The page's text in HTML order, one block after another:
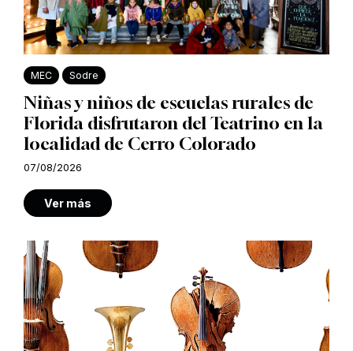
MEC Sodre
Niñas y niños de escuelas rurales de
Florida disfrutaron del Teatrino en la
localidad de Cerro Colorado
07/08/2026
Ver más